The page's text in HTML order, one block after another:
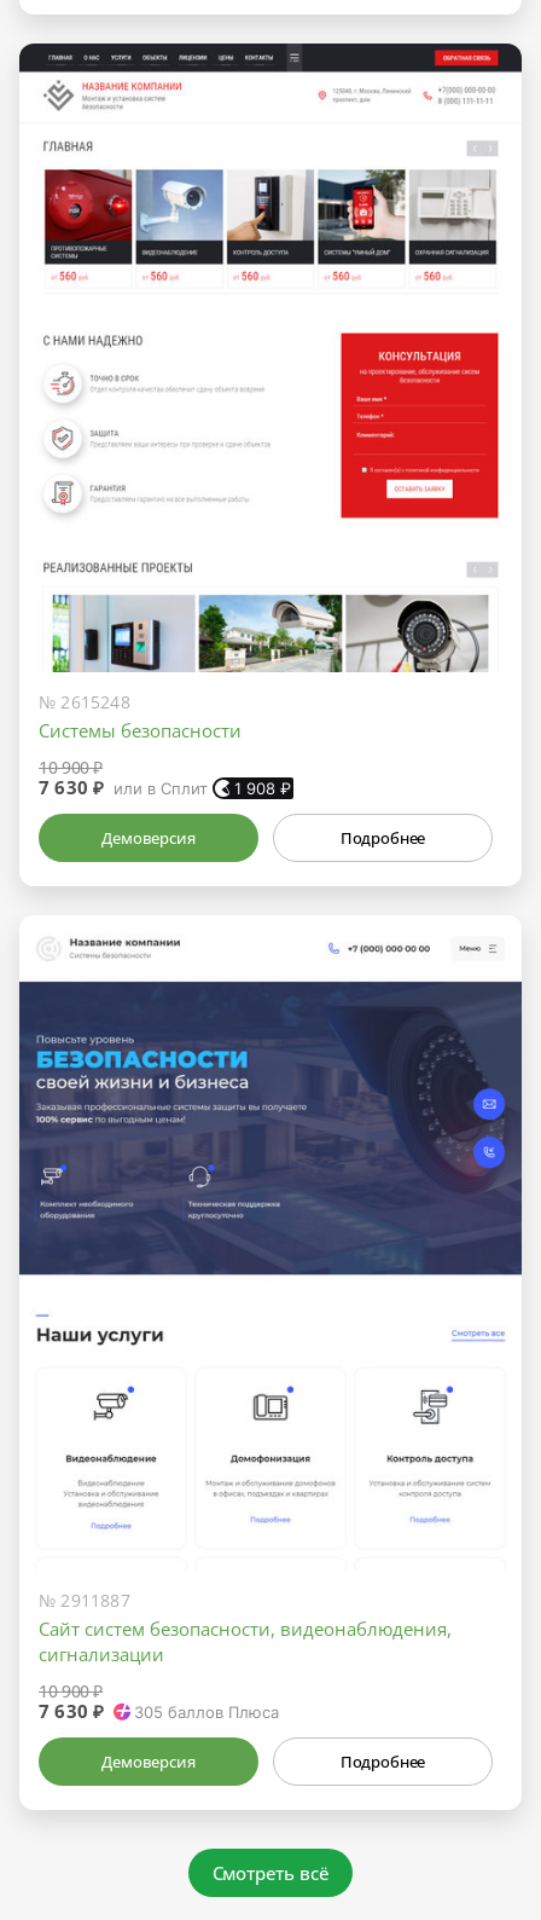
№ 2615248
Системы безопасности
10 900 ₽
7 630 ₽ или в Сплит 1 908 ₽
Демоверсия Подробнее
№ 2911887
Сайт систем безопасности, видеонаблюдения,
сигнализации
10 900 ₽
7 630 ₽ 305 баллов Плюса
Демоверсия Подробнее
Смотреть всё